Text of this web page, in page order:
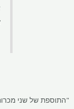
בעסק
של שני מכרות אבץ